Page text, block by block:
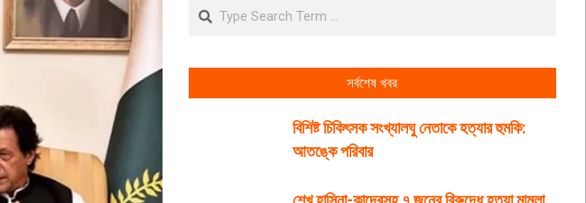
Search
সর্বশেষ খবর
বিশিষ্ট চিকিৎসক সংখ্যালঘু নেতাকে হত্যার হুমকি:
আতঙ্কে পরিবার